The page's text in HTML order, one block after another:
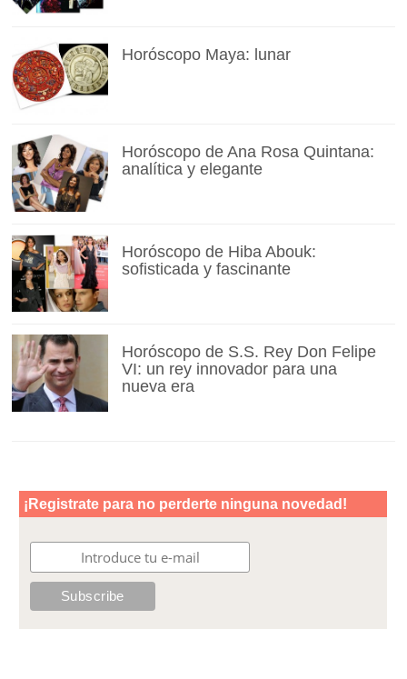
Horóscopo Maya: lunar
Horóscopo de Ana Rosa Quintana:
analítica y elegante
Horóscopo de Hiba Abouk:
sofisticada y fascinante
Horóscopo de S.S. Rey Don Felipe
VI: un rey innovador para una
nueva era